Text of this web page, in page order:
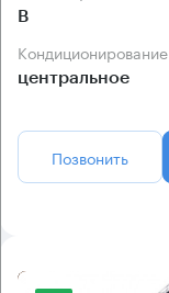
B
Кондиционирование
центральное
Позвонить